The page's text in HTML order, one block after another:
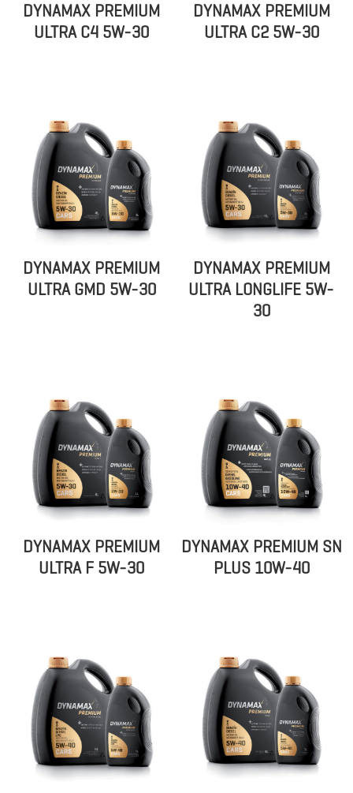
DYNAMAX PREMIUM
ULTRA C4 5W-30
DYNAMAX PREMIUM
ULTRA C2 5W-30
DYNAMAX PREMIUM
ULTRA GMD 5W-30
DYNAMAX PREMIUM
ULTRA LONGLIFE 5W-
30
DYNAMAX PREMIUM
ULTRA F 5W-30
DYNAMAX PREMIUM SN
PLUS 10W-40